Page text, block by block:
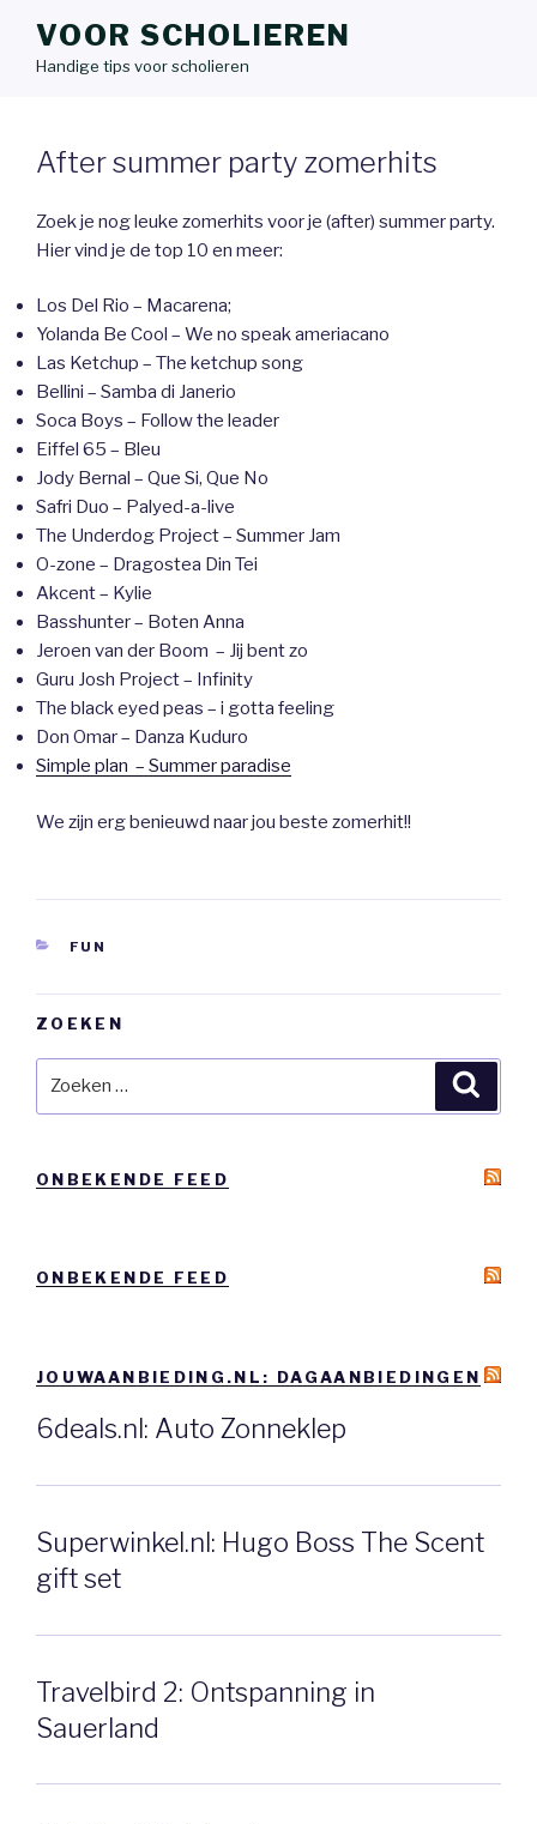
VOOR SCHOLIEREN
Handige tips voor scholieren
After summer party zomerhits
Zoek je nog leuke zomerhits voor je (after) summer party.
Hier vind je de top 10 en meer:
Los Del Rio – Macarena;
Yolanda Be Cool – We no speak ameriacano
Las Ketchup – The ketchup song
Bellini – Samba di Janerio
Soca Boys – Follow the leader
Eiffel 65 – Bleu
Jody Bernal – Que Si, Que No
Safri Duo – Palyed-a-live
The Underdog Project – Summer Jam
O-zone – Dragostea Din Tei
Akcent – Kylie
Basshunter – Boten Anna
Jeroen van der Boom – Jij bent zo
Guru Josh Project – Infinity
The black eyed peas – i gotta feeling
Don Omar – Danza Kuduro
Simple plan – Summer paradise
We zijn erg benieuwd naar jou beste zomerhit!!
CATEGORIEËN
FUN
ZOEKEN
ONBEKENDE FEED
ONBEKENDE FEED
JOUWAANBIEDING.NL: DAGAANBIEDINGEN
6deals.nl: Auto Zonneklep
Superwinkel.nl: Hugo Boss The Scent
gift set
Travelbird 2: Ontspanning in
Sauerland